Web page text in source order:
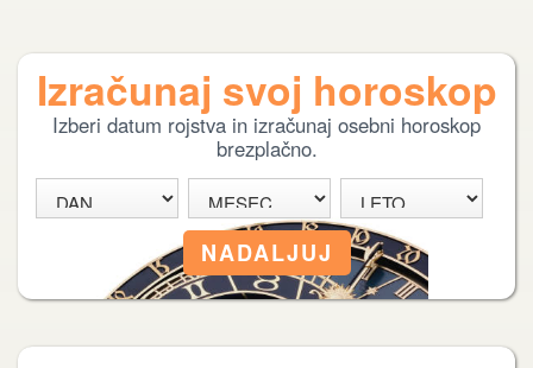
Izračunaj svoj horoskop
Izberi datum rojstva in izračunaj osebni horoskop
brezplačno.